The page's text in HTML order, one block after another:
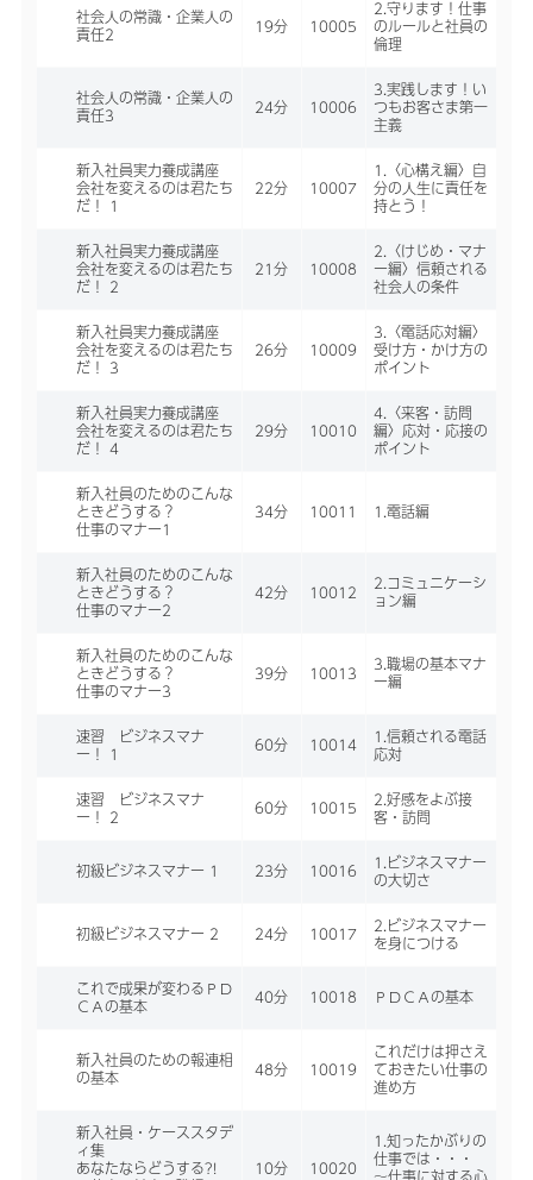
社会人の常識・企業人の
責任2
19分 10005
2.守ります！仕事
のルールと社員の
倫理
社会人の常識・企業人の
責任3
24分 10006
3.実践します！い
つもお客さま第一
主義
新入社員実力養成講座
会社を変えるのは君たち
だ！ 1
22分 10007
1.〈心構え編〉自
分の人生に責任を
持とう！
新入社員実力養成講座
会社を変えるのは君たち
だ！ 2
21分 10008
2.〈けじめ・マナ
ー編〉信頼される
社会人の条件
新入社員実力養成講座
会社を変えるのは君たち
だ！ 3
26分 10009
3.〈電話応対編〉
受け方・かけ方の
ポイント
新入社員実力養成講座
会社を変えるのは君たち
だ！ 4
29分 10010
4.〈来客・訪問
編〉応対・応接の
ポイント
新入社員のためのこんな
ときどうする？
仕事のマナー1
34分 10011 1.電話編
新入社員のためのこんな
ときどうする？
仕事のマナー2
42分 10012
2.コミュニケーシ
ョン編
新入社員のためのこんな
ときどうする？
仕事のマナー3
39分 10013
3.職場の基本マナ
ー編
速習 ビジネスマナ
ー！ 1
60分 10014
1.信頼される電話
応対
速習 ビジネスマナ
ー！ 2
60分 10015
2.好感をよぶ接
客・訪問
初級ビジネスマナー 1 23分 10016
1.ビジネスマナー
の大切さ
初級ビジネスマナー 2 24分 10017
2.ビジネスマナー
を身につける
これで成果が変わるＰＤ
ＣＡの基本
40分 10018 ＰＤＣＡの基本
新入社員のための報連相
の基本
48分 10019
これだけは押さえ
ておきたい仕事の
進め方
新入社員・ケーススタデ
ィ集
あなたならどうする?!
10分 10020
1.知ったかぶりの
仕事では・・・